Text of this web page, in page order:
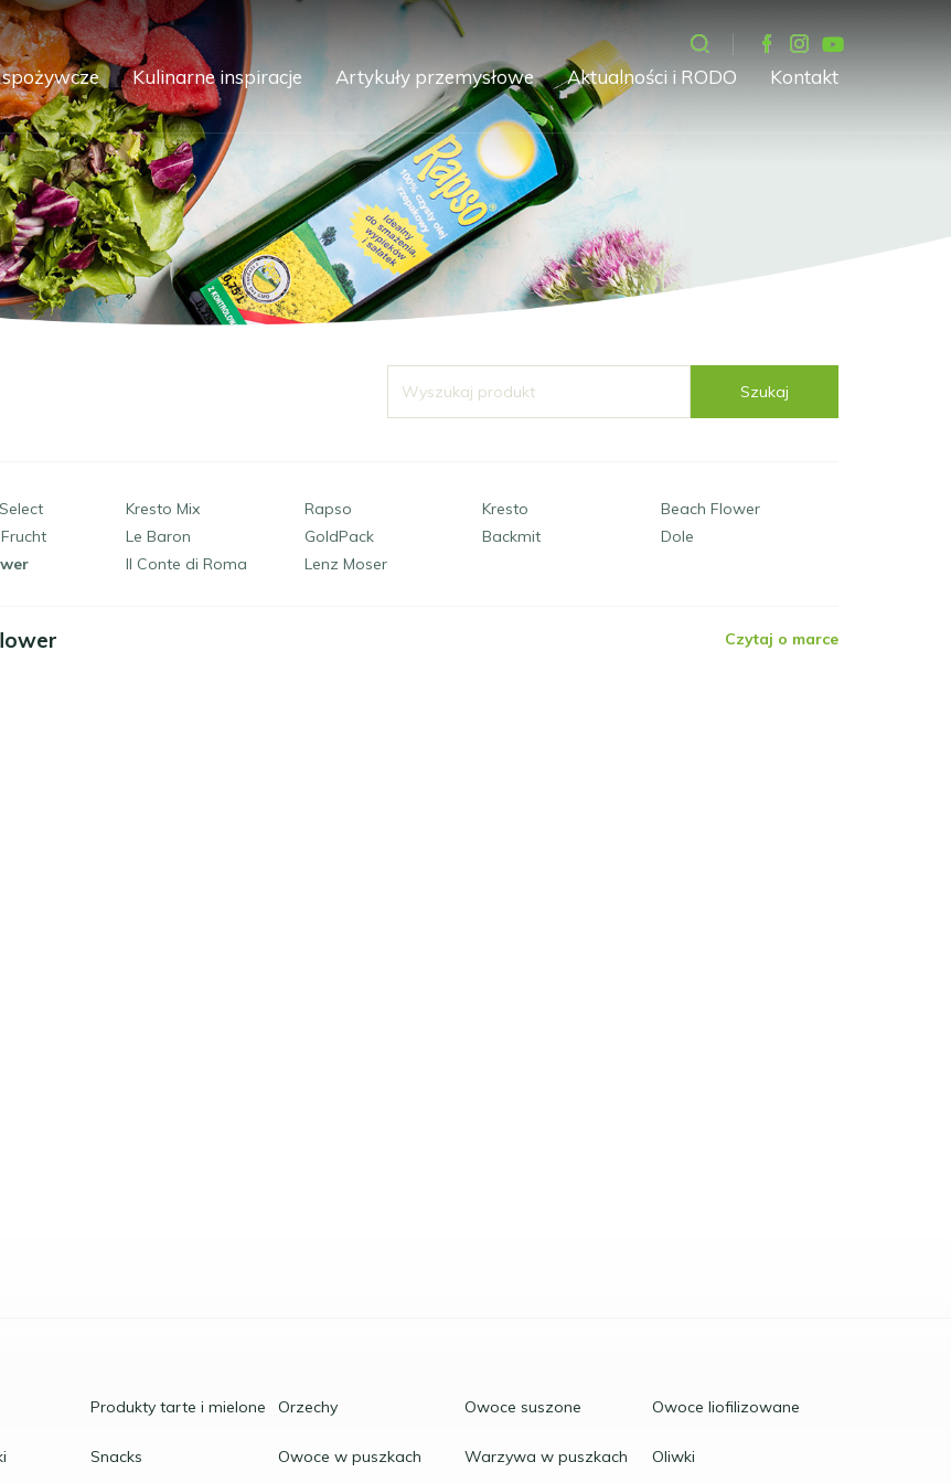
Kulinarne inspiracje Artykuły przemysłowe Aktualności i RODO Kontakt
Szukaj
Kresto Mix Rapso Kresto
Beach Flower
Le Baron GoldPack Backmit
Dole
Il Conte di Roma Lenz Moser
Czytaj o marce
Produkty tarte i mielone Orzechy Owoce suszone Owoce liofilizowane
Snacks Owoce w puszkach Warzywa w puszkach Oliwki